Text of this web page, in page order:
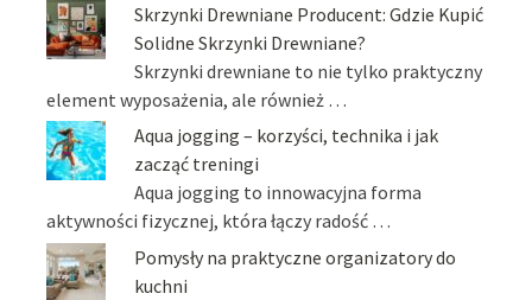
Skrzynki Drewniane Producent: Gdzie Kupić
Solidne Skrzynki Drewniane?
Skrzynki drewniane to nie tylko praktyczny
element wyposażenia, ale również …
Aqua jogging – korzyści, technika i jak
zacząć treningi
Aqua jogging to innowacyjna forma
aktywności fizycznej, która łączy radość …
Pomysły na praktyczne organizatory do
kuchni